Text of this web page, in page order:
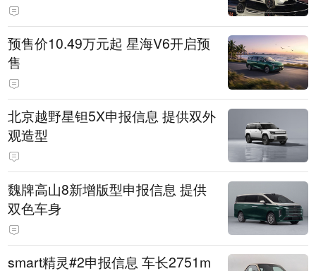
预售价10.49万元起 星海V6开启预
售
北京越野星钽5X申报信息 提供双外
观造型
魏牌高山8新增版型申报信息 提供
双色车身
smart精灵#2申报信息 车长2751m